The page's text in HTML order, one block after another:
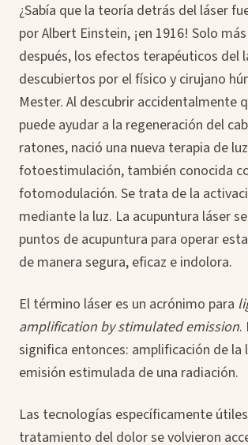
¿Sabía que la teoría detrás del láser
por Albert Einstein, ¡en 1916! Solo
después, los efectos terapéuticos del
descubiertos por el físico y cirujano
Mester. Al descubrir accidentalmente
puede ayudar a la regeneración del
ratones, nació una nueva terapia de
fotoestimulación, también conocida
fotomodulación. Se trata de la
mediante la luz. La acupuntura láser
puntos de acupuntura para operar
de manera segura, eficaz e indolora.
El término láser es un acrónimo para
amplification by stimulated emission.
significa entonces: amplificación de la
emisión estimulada de una radiación.
Las tecnologías específicamente
tratamiento del dolor se volvieron